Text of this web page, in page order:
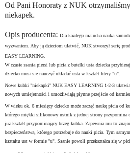
Od Pani Honoraty z NUK
niekapek.
Opis producenta: Dla każdego malucha nauka
wyzwaniem. Aby ją dzieciom ułatwić, NUK stworzył serię
EASY LEARNING.
W czasie ssania piersi lub picia z butelki usta dziecka
dziecko musi się nauczyć układać usta w kształt litery "u".
Nowe kubki "niekapki" NUK EASY LEARNING 1-2-3
nowych umiejetności i umożliwiają płynne przejście od
W wieku ok. 6 miesięcy dziecko może zacząć naukę picia od
którego miękki silikonowy ustnik z jednej strony przypomina
już kształt przypominający brzeg kubka. Zapewnia mu to
bezpieczeństwa, którego potrzebuje do nauki picia. Tym
kształtu ust w formie "u". Ssanie powoli przekształca się w